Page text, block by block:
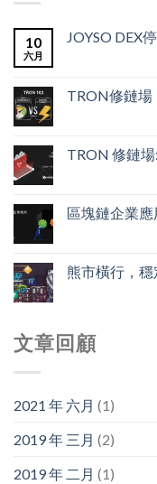
10
六月
JOYSO DEX
TRON修鏈場
TRON 修鏈
區塊鏈企業
熊市橫行，穩
文章回顧
2021 年 六月 (1)
2019 年 三月 (2)
2019 年 二月 (1)